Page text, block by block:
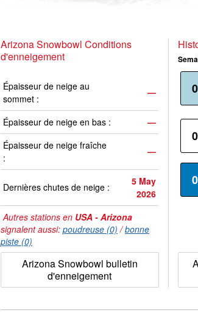
Arizona Snowbowl Conditions
d'enneigement
Épaisseur de neige au
sommet :
—
Épaisseur de neige en bas :
—
Épaisseur de neige fraîche
:
—
Dernières chutes de neige :
5 May
2026
Autres stations en USA - Arizona
signalent aussi: poudreuse (0) /bonne
piste (0)
Arizona Snowbowl bulletin
d'enneigement